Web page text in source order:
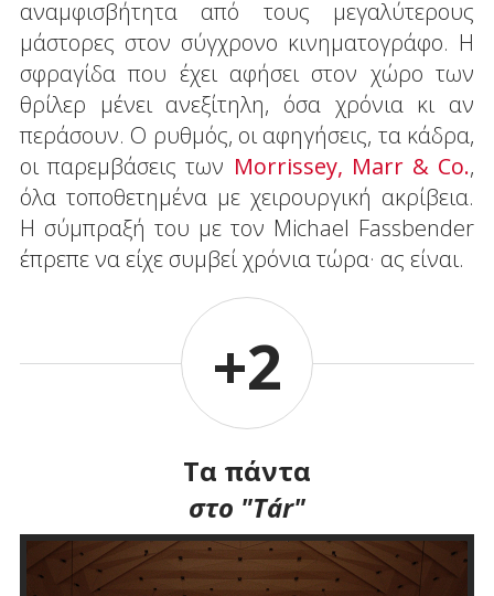
αναμφισβήτητα από τους μεγαλύτερους
μάστορες στον σύγχρονο κινηματογράφο. Η
σφραγίδα που έχει αφήσει στον χώρο των
θρίλερ μένει ανεξίτηλη, όσα χρόνια κι αν
περάσουν. Ο ρυθμός, οι αφηγήσεις, τα κάδρα,
οι παρεμβάσεις των Morrissey, Marr & Co.,
όλα τοποθετημένα με χειρουργική ακρίβεια.
Η σύμπραξή του με τον Michael Fassbender
έπρεπε να είχε συμβεί χρόνια τώρα· ας είναι.
+2
Τα πάντα
στο "Tár"